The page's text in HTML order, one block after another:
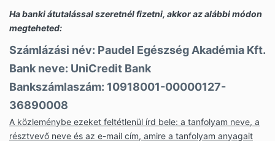
Ha banki átutalással szeretnél fizetni, akkor az alábbi módon
megteheted:
Számlázási név: Paudel Egészség Akadémia Kft.
Bank neve: UniCredit Bank
Bankszámlaszám: 10918001-00000127-
36890008
A közleménybe ezeket feltétlenül írd bele: a tanfolyam neve, a
résztvevő neve és az e-mail cím, amire a tanfolyam anyagait